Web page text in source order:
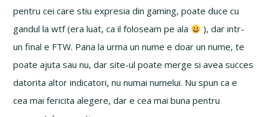
pentru cei care stiu expresia din gaming, poate duce cu
gandul la wtf (era luat, ca il foloseam pe ala
), dar intr-
un final e FTW. Pana la urma un nume e doar un nume, te
poate ajuta sau nu, dar site-ul poate merge si avea succes
datorita altor indicatori, nu numai numelui. Nu spun ca e
cea mai fericita alegere, dar e cea mai buna pentru